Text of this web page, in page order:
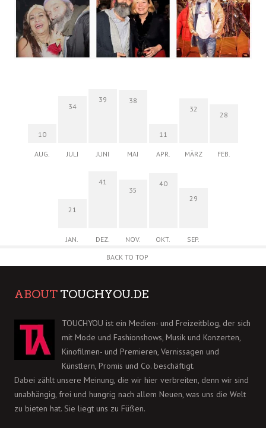
10
AUG.
34
JULI
39
JUNI
38
MAI
11
APR.
32
MÄRZ
28
FEB.
21
JAN.
41
DEZ.
35
NOV.
40
OKT.
29
SEP.
BACK TO TOP
ABOUT TOUCHYOU.DE
TOUCHYOU ist ein Medien- und Freizeitblog, der sich
mit Mode und Fashionshows, Musik und Konzerten,
Kinofilmen- und Premieren, Vernissagen und
Künstlern, Promis und Co. beschäftigt.
Dabei zählt unsere Meinung, die wir hier verbreiten, denn wir sind
unabhängig, frei und hungrig nach allem Neuen, was uns die Welt
zu bieten hat. Sie liegt uns zu Füßen.